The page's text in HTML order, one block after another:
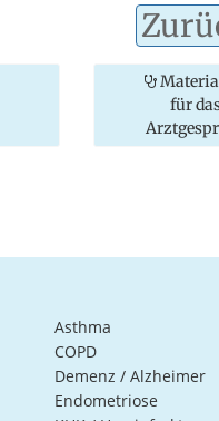
für
Asthma
COPD
Demenz / Alzheimer
Endometriose